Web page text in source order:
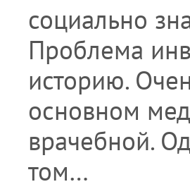
социально
Проблема
историю.
основном
врачебной.
том…